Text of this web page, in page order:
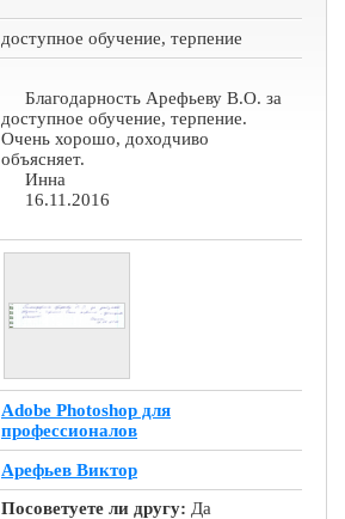
доступное обучение, терпение
Благодарность Арефьеву В.О. за
доступное обучение, терпение.
Очень хорошо, доходчиво
объясняет.
Инна
16.11.2016
Adobe Photoshop для
профессионалов
Арефьев Виктор
Посоветуете ли другу: Да